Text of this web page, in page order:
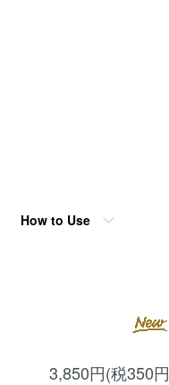
How to Use
3,850円(税350